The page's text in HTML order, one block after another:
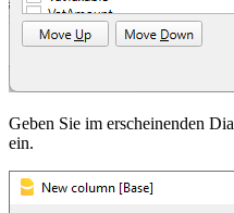
Geben Sie im erscheinenden
ein.